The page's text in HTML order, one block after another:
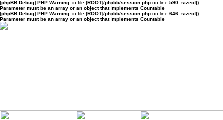
[phpBB Debug] PHP Warning: in file [ROOT]/phpbb/session.php on line 590: sizeof():
Parameter must be an array or an object that implements Countable
[phpBB Debug] PHP Warning: in file [ROOT]/phpbb/session.php on line 646: sizeof():
Parameter must be an array or an object that implements Countable